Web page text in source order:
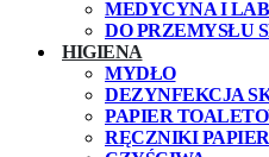
MEDYCYNA I
DO PRZEMYSŁU
HIGIENA
MYDŁO
DEZYNFEKCJA
PAPIER
RĘCZNIKI